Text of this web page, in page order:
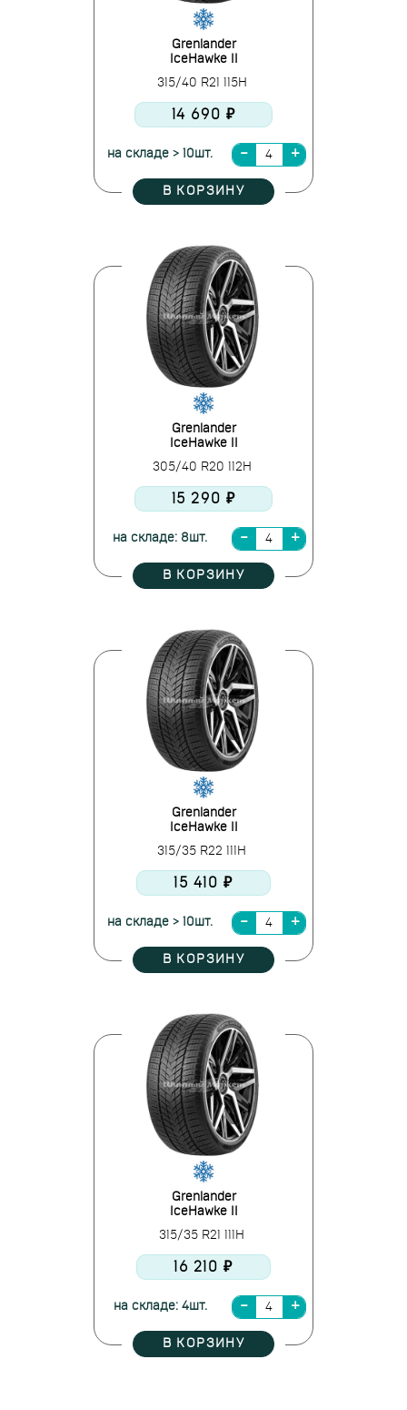
Grenlander
IceHawke II
315/40 R21 115H
14 690 ₽
на складе > 10шт.
В КОРЗИНУ
Grenlander
IceHawke II
305/40 R20 112H
15 290 ₽
на складе: 8шт.
В КОРЗИНУ
Grenlander
IceHawke II
315/35 R22 111H
15 410 ₽
на складе > 10шт.
В КОРЗИНУ
Grenlander
IceHawke II
315/35 R21 111H
16 210 ₽
на складе: 4шт.
В КОРЗИНУ